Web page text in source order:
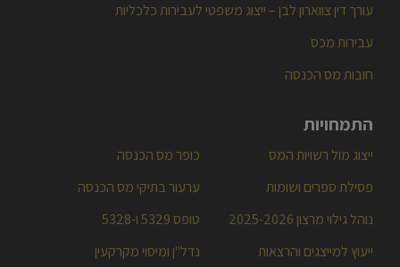
עורך דין צווארון לבן – ייצוג משפטי לעבירות כלכליות
עבירות מכס
חובות מס הכנסה
התמחויות
ייצוג מול רשויות המס
כופר מס הכנסה
פסילת ספרים ושומות
ערעור בתיקי מס הכנסה
נוהל גילוי מרצון 2025-2026
טופס 5329 ו-5328
ייעוץ למייצגים והרצאות
נדל"ן ומיסוי מקרקעין